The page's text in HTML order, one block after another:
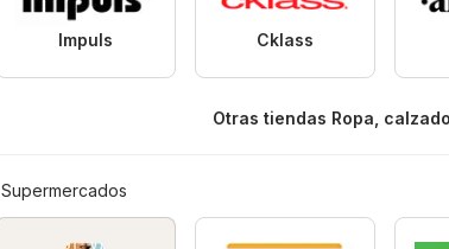
Impuls Cklass
Otras tiendas Ropa,
Supermercados